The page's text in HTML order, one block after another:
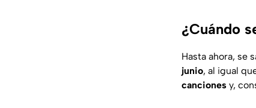
¿Cuándo
Hasta ahora, se
junio, al igual
canciones y,